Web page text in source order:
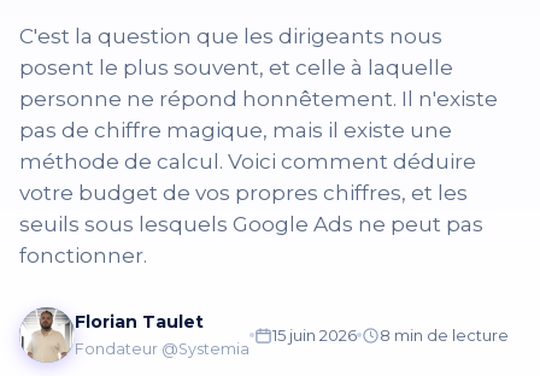
C'est la question que les dirigeants nous
posent le plus souvent, et celle à laquelle
personne ne répond honnêtement. Il n'existe
pas de chiffre magique, mais il existe une
méthode de calcul. Voici comment déduire
votre budget de vos propres chiffres, et les
seuils sous lesquels Google Ads ne peut pas
fonctionner.
Florian Taulet
Fondateur @Systemia
15 juin 2026 8 min de lecture